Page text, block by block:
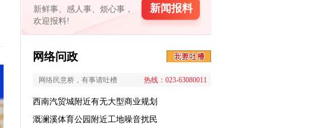
新鲜事、感人事、烦心事，
欢迎报料!
新闻报料
网络问政
网络民意桥，有事请吐槽 热线：023-63080011
西南汽贸城附近有无大型商业规划
溉澜溪体育公园附近工地噪音扰民